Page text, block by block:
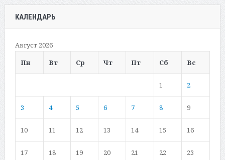
КАЛЕНДАРЬ
Август 2026
Пн
Вт Ср Чт Пт Сб Вс
1 2
3 4 5 6 7 8 9
10 11 12 13 14 15 16
17 18 19 20 21 22 23